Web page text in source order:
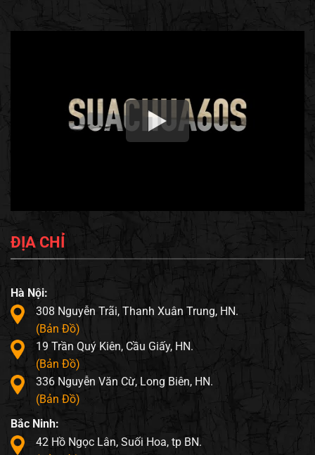
ĐỊA CHỈ
Hà Nội:
308 Nguyễn Trãi, Thanh Xuân Trung, HN.
(Bản Đồ)
19 Trần Quý Kiên, Cầu Giấy, HN.
(Bản Đồ)
336 Nguyễn Văn Cừ, Long Biên, HN.
(Bản Đồ)
Bắc Ninh:
42 Hồ Ngọc Lân, Suối Hoa, tp BN.